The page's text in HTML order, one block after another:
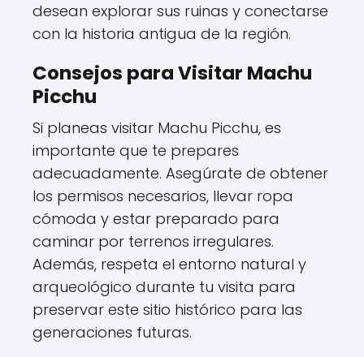
desean explorar sus ruinas y conectarse
con la historia antigua de la región.
Consejos para Visitar Machu
Picchu
Si planeas visitar Machu Picchu, es
importante que te prepares
adecuadamente. Asegúrate de obtener
los permisos necesarios, llevar ropa
cómoda y estar preparado para
caminar por terrenos irregulares.
Además, respeta el entorno natural y
arqueológico durante tu visita para
preservar este sitio histórico para las
generaciones futuras.